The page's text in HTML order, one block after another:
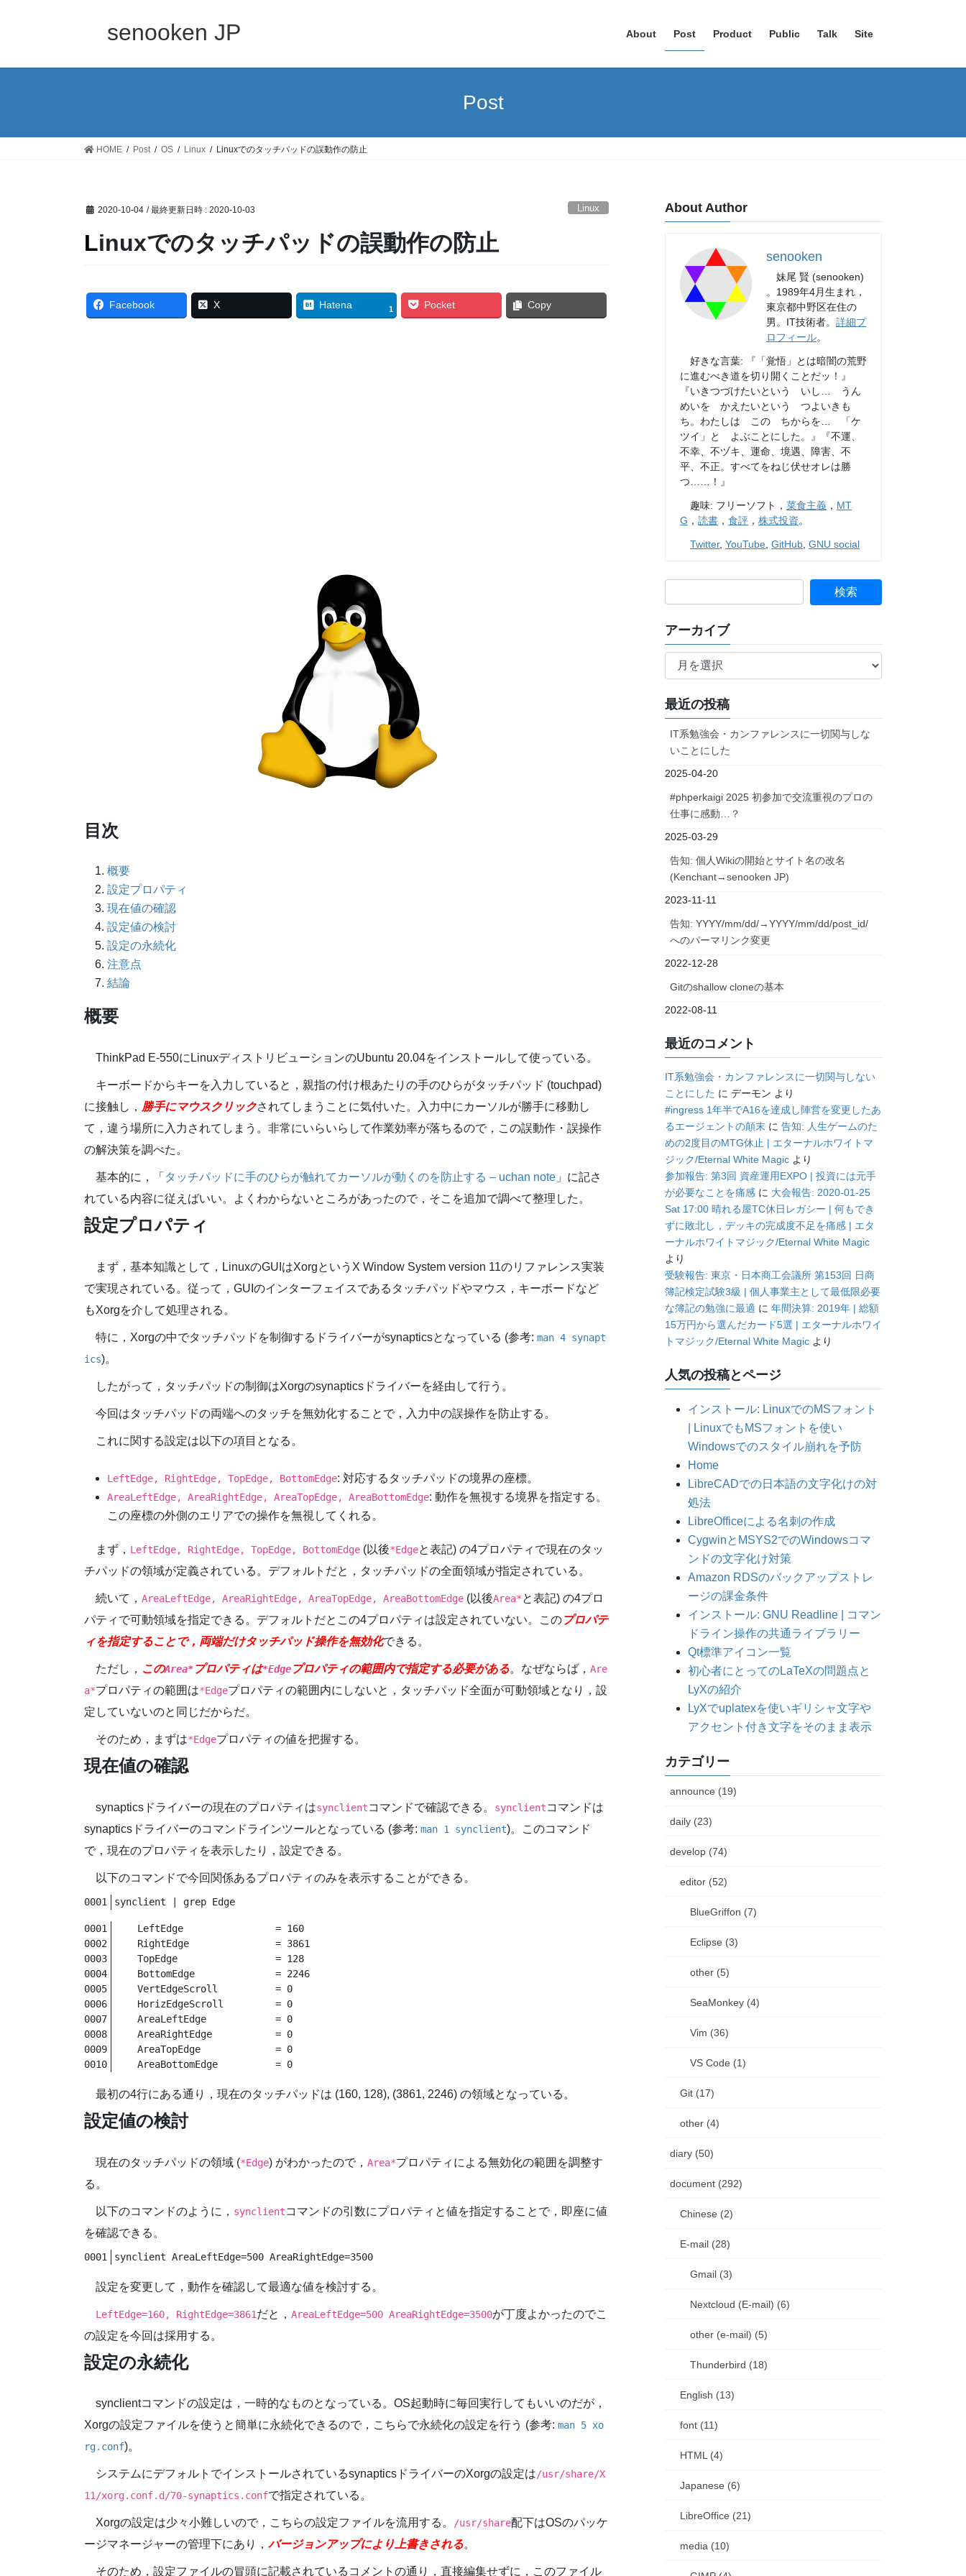
senooken JP About Post Product Public Talk Site
Post
HOME Post OS Linux Linuxでのタッチパッドの誤動作の防止
2020-10-04 / 最終更新日時 : 2020-10-03 Linux
Linuxでのタッチパッドの誤動作の防止
Facebook X Hatena 1 Pocket Copy
目次
概要
設定プロパティ
現在値の確認
設定値の検討
設定の永続化
注意点
結論
概要
ThinkPad E-550にLinuxディストリビューションのUbuntu 20.04をインストールして使っている。
キーボードからキーを入力していると，親指の付け根あたりの手のひらがタッチパッド (touchpad)
に接触し， 勝手にマウスクリックされてしまうことに気付いた。入力中にカーソルが勝手に移動し
て，違う場所に入力されてしまう。非常にいらいらして作業効率が落ちるので，この誤動作・誤操作
の解決策を調べた。
基本的に，「 タッチパッドに手のひらが触れてカーソルが動くのを防止する – uchan note 」に記さ
れている内容に従えばいい。よくわからないところがあったので，そこを追加で調べて整理した。
設定プロパティ
まず，基本知識として，LinuxのGUIはXorgというX Window System version 11のリファレンス実装
で実現されている。従って，GUIのインターフェイスであるタッチパッドやマウス，キーボードなど
もXorgを介して処理される。
特に，Xorgの中でタッチパッドを制御するドライバーがsynapticsとなっている (参考: man 4 synapt
ics)。
したがって，タッチパッドの制御はXorgのsynapticsドライバーを経由して行う。
今回はタッチパッドの両端へのタッチを無効化することで，入力中の誤操作を防止する。
これに関する設定は以下の項目となる。
LeftEdge, RightEdge, TopEdge, BottomEdge: 対応するタッチパッドの境界の座標。
AreaLeftEdge, AreaRightEdge, AreaTopEdge, AreaBottomEdge: 動作を無視する境界を指定する。
この座標の外側のエリアでの操作を無視してくれる。
まず， LeftEdge, RightEdge, TopEdge, BottomEdge (以後*Edgeと表記) の4プロパティで現在のタッ
チパッドの領域が定義されている。デフォルトだと，タッチパッドの全面領域が指定されている。
続いて， AreaLeftEdge, AreaRightEdge, AreaTopEdge, AreaBottomEdge (以後Area*と表記) の4プロ
パティで可動領域を指定できる。デフォルトだとこの4プロパティは設定されていない。このプロパテ
ィを指定することで，両端だけタッチパッド操作を無効化できる。
ただし， このArea*プロパティは*Edgeプロパティの範囲内で指定する必要がある。なぜならば， Are
a*プロパティの範囲は*Edgeプロパティの範囲内にしないと，タッチパッド全面が可動領域となり，設
定していないのと同じだからだ。
そのため，まずは*Edgeプロパティの値を把握する。
現在値の確認
synapticsドライバーの現在のプロパティはsynclientコマンドで確認できる。 synclientコマンドは
synapticsドライバーのコマンドラインツールとなっている (参考: man 1 synclient)。このコマンド
で，現在のプロパティを表示したり，設定できる。
以下のコマンドで今回関係あるプロパティのみを表示することができる。
synclient | grep Edge
    LeftEdge                = 160
    RightEdge               = 3861
    TopEdge                 = 128
    BottomEdge              = 2246
    VertEdgeScroll          = 0
    HorizEdgeScroll         = 0
    AreaLeftEdge            = 0
    AreaRightEdge           = 0
    AreaTopEdge             = 0
    AreaBottomEdge          = 0
最初の4行にある通り，現在のタッチパッドは (160, 128), (3861, 2246) の領域となっている。
設定値の検討
現在のタッチパッドの領域 (*Edge) がわかったので， Area*プロパティによる無効化の範囲を調整す
る。
以下のコマンドのように， synclientコマンドの引数にプロパティと値を指定することで，即座に値
を確認できる。
synclient AreaLeftEdge=500 AreaRightEdge=3500
設定を変更して，動作を確認して最適な値を検討する。
LeftEdge=160, RightEdge=3861だと， AreaLeftEdge=500 AreaRightEdge=3500が丁度よかったのでこ
の設定を今回は採用する。
設定の永続化
synclientコマンドの設定は，一時的なものとなっている。OS起動時に毎回実行してもいいのだが，
Xorgの設定ファイルを使うと簡単に永続化できるので，こちらで永続化の設定を行う (参考: man 5 xo
rg.conf)。
システムにデフォルトでインストールされているsynapticsドライバーのXorgの設定は/usr/share/X
11/xorg.conf.d/70-synaptics.confで指定されている。
Xorgの設定は少々小難しいので，こちらの設定ファイルを流用する。 /usr/share配下はOSのパッケ
ージマネージャーの管理下にあり， バージョンアップにより上書きされる。
そのため，設定ファイルの冒頭に記載されているコメントの通り，直接編集せずに，このファイル
About Author
senooken
妹尾 賢 (senooken)
。1989年4月生まれ，
東京都中野区在住の
男。IT技術者。詳細プ
ロフィール。
好きな言葉: 『「覚悟」とは暗闇の荒野
に進むべき道を切り開くことだッ！』
『いきつづけたいという いし… うん
めいを かえたいという つよいきも
ち。わたしは この ちからを… 「ケ
ツイ」と よぶことにした。』『不運、
不幸、不ヅキ、運命、境遇、障害、不
平、不正。すべてをねじ伏せオレは勝
つ……！』
趣味: フリーソフト，菜食主義 ， MT
G ，読書 ，食評 ，株式投資。
Twitter,YouTube ,GitHub ,GNU social
アーカイブ
ア
イ
ブ
最近の投稿
IT系勉強会・カンファレンスに一切関与しな
いことにした
2025-04-20
#phperkaigi 2025 初参加で交流重視のプロの
仕事に感動…？
2025-03-29
告知: 個人Wikiの開始とサイト名の改名
(Kenchant→senooken JP)
2023-11-11
告知: YYYY/mm/dd/→YYYY/mm/dd/post_id/
へのパーマリンク変更
2022-12-28
Gitのshallow cloneの基本
2022-08-11
最近のコメント
IT系勉強会・カンファレンスに一切関与しない
ことにした にデーモン より
#ingress 1年半でA16を達成し陣営を変更したあ
るエージェントの顛末 に告知: 人生ゲームのた
めの2度目のMTG休止 | エターナルホワイトマ
ジック/Eternal White Magic より
参加報告: 第3回 資産運用EXPO | 投資には元手
が必要なことを痛感 に 大会報告: 2020-01-25
Sat 17:00 晴れる屋TC休日レガシー | 何もでき
ずに敗北し，デッキの完成度不足を痛感 | エタ
ーナルホワイトマジック/Eternal White Magic
より
受験報告: 東京・日本商工会議所 第153回 日商
簿記検定試験3級 | 個人事業主として最低限必要
な簿記の勉強に最適 に年間決算: 2019年 | 総額
15万円から選んだカード5選 | エターナルホワイ
トマジック/Eternal White Magic より
人気の投稿とページ
インストール: LinuxでのMSフォント
| LinuxでもMSフォントを使い
Windowsでのスタイル崩れを予防
Home
LibreCADでの日本語の文字化けの対
処法
LibreOfficeによる名刺の作成
CygwinとMSYS2でのWindowsコマ
ンドの文字化け対策
Amazon RDSのバックアップストレ
ージの課金条件
インストール: GNU Readline | コマン
ドライン操作の共通ライブラリー
Qt標準アイコン一覧
初心者にとってのLaTeXの問題点と
LyXの紹介
LyXでuplatexを使いギリシャ文字や
アクセント付き文字をそのまま表示
カテゴリー
announce (19)
daily (23)
develop (74)
editor (52)
BlueGriffon (7)
Eclipse (3)
other (5)
SeaMonkey (4)
Vim (36)
VS Code (1)
Git (17)
other (4)
diary (50)
document (292)
Chinese (2)
E-mail (28)
Gmail (3)
Nextcloud (E-mail) (6)
other (e-mail) (5)
Thunderbird (18)
English (13)
font (11)
HTML (4)
Japanese (6)
LibreOffice (21)
media (10)